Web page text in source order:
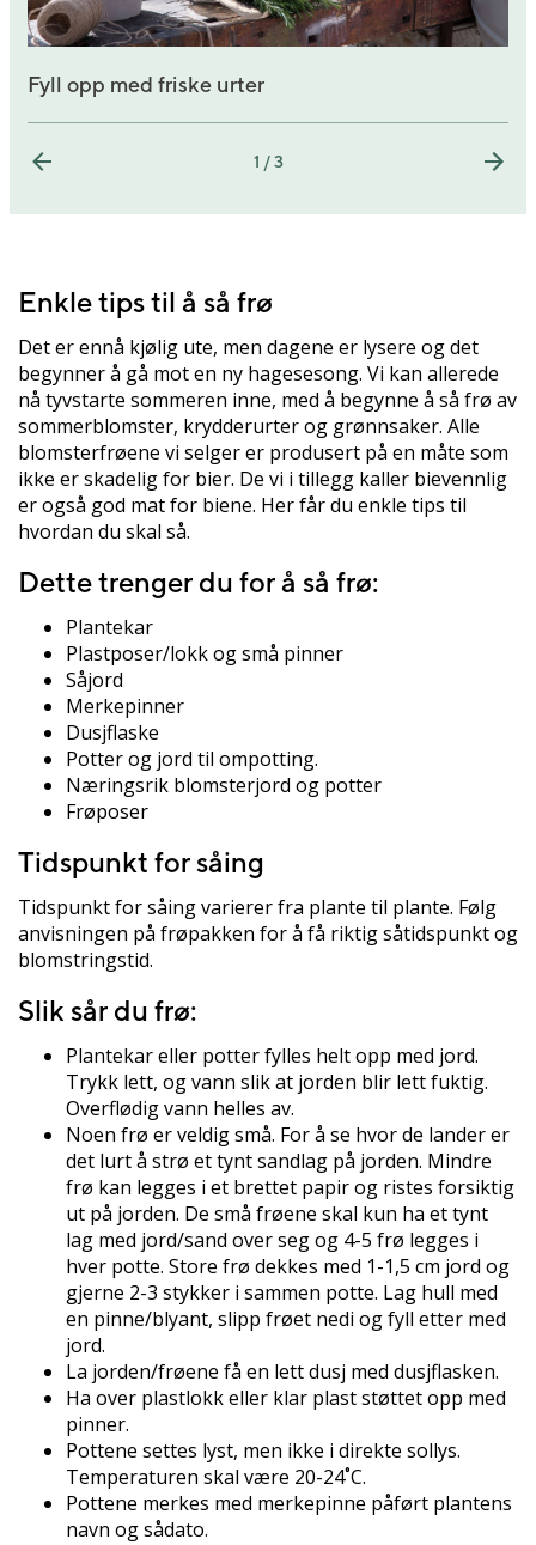
Fyll opp med friske urter
1 / 3
Enkle tips til å så frø
Det er ennå kjølig ute, men dagene er lysere og det
begynner å gå mot en ny hagesesong. Vi kan allerede
nå tyvstarte sommeren inne, med å begynne å så frø av
sommerblomster, krydderurter og grønnsaker. Alle
blomsterfrøene vi selger er produsert på en måte som
ikke er skadelig for bier. De vi i tillegg kaller bievennlig
er også god mat for biene. Her får du enkle tips til
hvordan du skal så.
Dette trenger du for å så frø:
Plantekar
Plastposer/lokk og små pinner
Såjord
Merkepinner
Dusjflaske
Potter og jord til ompotting.
Næringsrik blomsterjord og potter
Frøposer
Tidspunkt for såing
Tidspunkt for såing varierer fra plante til plante. Følg
anvisningen på frøpakken for å få riktig såtidspunkt og
blomstringstid.
Slik sår du frø:
Plantekar eller potter fylles helt opp med jord.
Trykk lett, og vann slik at jorden blir lett fuktig.
Overflødig vann helles av.
Noen frø er veldig små. For å se hvor de lander er
det lurt å strø et tynt sandlag på jorden. Mindre
frø kan legges i et brettet papir og ristes forsiktig
ut på jorden. De små frøene skal kun ha et tynt
lag med jord/sand over seg og 4-5 frø legges i
hver potte. Store frø dekkes med 1-1,5 cm jord og
gjerne 2-3 stykker i sammen potte. Lag hull med
en pinne/blyant, slipp frøet nedi og fyll etter med
jord.
La jorden/frøene få en lett dusj med dusjflasken.
Ha over plastlokk eller klar plast støttet opp med
pinner.
Pottene settes lyst, men ikke i direkte sollys.
Temperaturen skal være 20-24˚C.
Pottene merkes med merkepinne påført plantens
navn og sådato.